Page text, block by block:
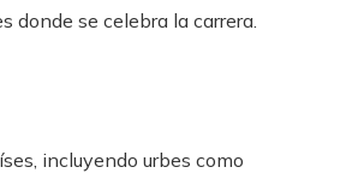
donde se celebra la carrera.
incluyendo urbes como